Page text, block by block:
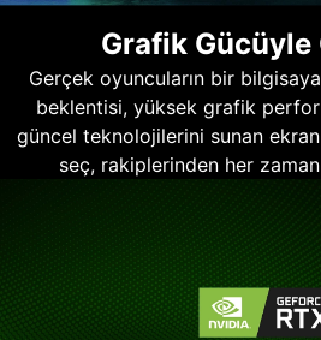
Grafik Gücüyle
Gerçek oyuncuların bir
beklentisi, yüksek grafik
güncel teknolojilerini sunan
seç, rakiplerinden her